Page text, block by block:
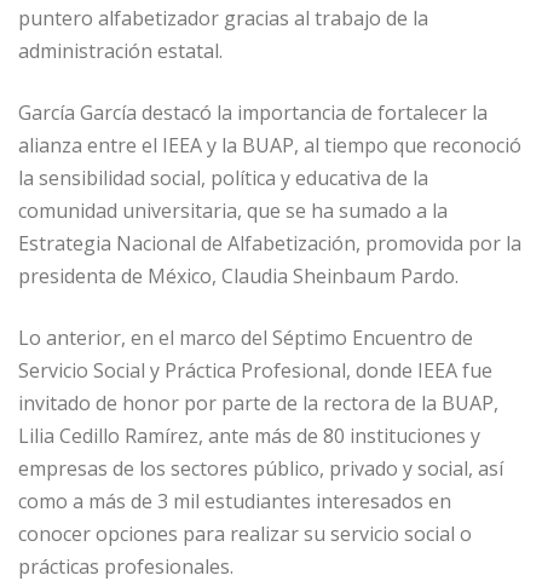
puntero alfabetizador gracias al trabajo de la
administración estatal.
García García destacó la importancia de fortalecer la
alianza entre el IEEA y la BUAP, al tiempo que reconoció
la sensibilidad social, política y educativa de la
comunidad universitaria, que se ha sumado a la
Estrategia Nacional de Alfabetización, promovida por la
presidenta de México, Claudia Sheinbaum Pardo.
Lo anterior, en el marco del Séptimo Encuentro de
Servicio Social y Práctica Profesional, donde IEEA fue
invitado de honor por parte de la rectora de la BUAP,
Lilia Cedillo Ramírez, ante más de 80 instituciones y
empresas de los sectores público, privado y social, así
como a más de 3 mil estudiantes interesados en
conocer opciones para realizar su servicio social o
prácticas profesionales.